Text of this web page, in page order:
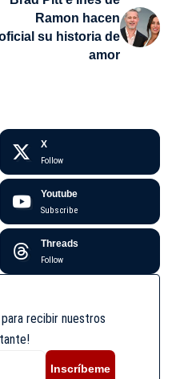
Ramon hacen
su historia de
amor
X
Follow
Youtube
Subscribe
Threads
Follow
recibir nuestros
Inscríbeme